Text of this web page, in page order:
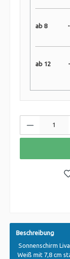
ab 8 -
ab 12 -
Beschreibung
Sonnenschirm
Weiß mit 7,8 cm